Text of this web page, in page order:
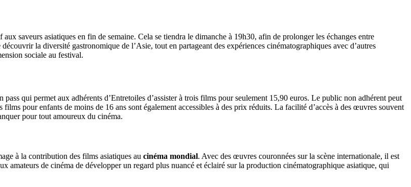
saveurs asiatiques en fin de semaine. Cela se tiendra le dimanche à 19h30, afin de prolonger les échanges entre
la diversité gastronomique de l’Asie, tout en partageant des expériences cinématographiques avec d’autres
sociale au festival.
qui permet aux adhérents d’Entretoiles d’assister à trois films pour seulement 15,90 euros. Le public non adhérent peut
films pour enfants de moins de 16 ans sont également accessibles à des prix réduits. La facilité d’accès à des œuvres souvent
pour tout amoureux du cinéma.
à la contribution des films asiatiques au cinéma mondial. Avec des œuvres couronnées sur la scène internationale, il est
amateurs de cinéma de développer un regard plus nuancé et éclairé sur la production cinématographique asiatique, qui